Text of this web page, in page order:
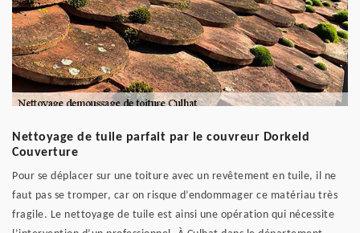
Nettoyage de tuile parfait par le couvreur Dorkeld
Couverture
Pour se déplacer sur une toiture avec un revêtement en tuile, il ne
faut pas se tromper, car on risque d’endommager ce matériau très
fragile. Le nettoyage de tuile est ainsi une opération qui nécessite